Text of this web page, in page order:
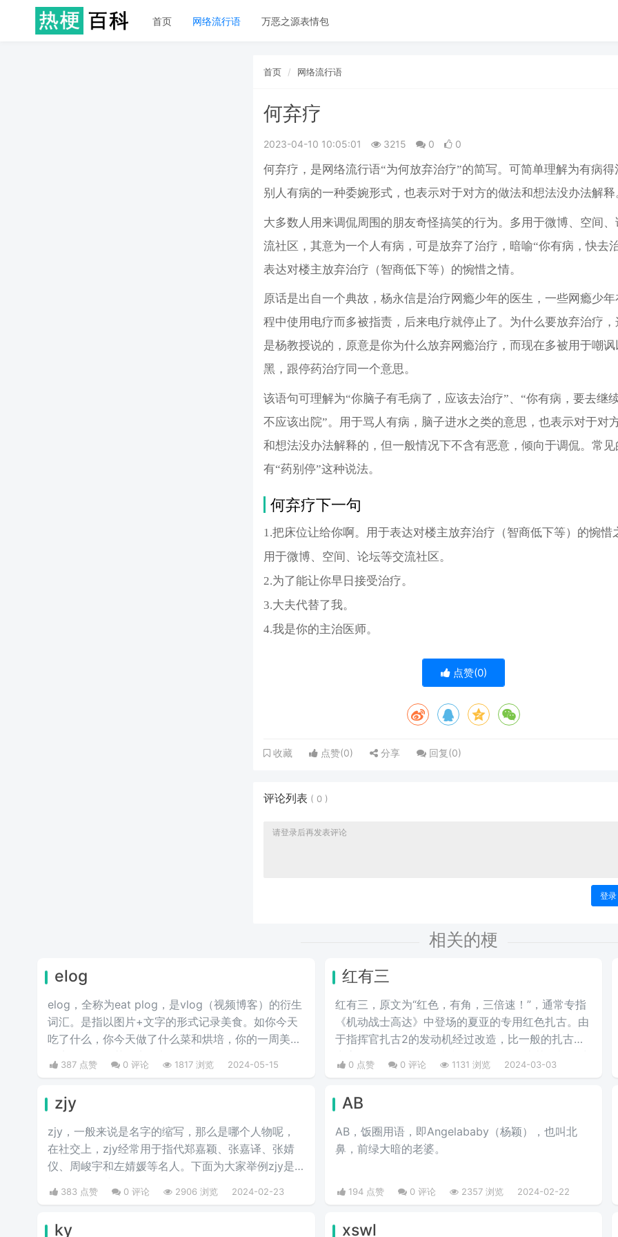
首页 网络流行语 万恶之源表情包
首页 网络流行语
何弃疗
2023-04-10 10:05:01 3215 0 0
何弃疗，是网络流行语“为何放弃治疗”的简写。可简单理解为有病得
别人有病的一种委婉形式，也表示对于对方的做法和想法没办法解释
大多数人用来调侃周围的朋友奇怪搞笑的行为。多用于微博、空间
流社区，其意为一个人有病，可是放弃了治疗，暗喻“你有病，快去
表达对楼主放弃治疗（智商低下等）的惋惜之情。
原话是出自一个典故，杨永信是治疗网瘾少年的医生，一些网瘾少
程中使用电疗而多被指责，后来电疗就停止了。为什么要放弃治疗
是杨教授说的，原意是你为什么放弃网瘾治疗，而现在多被用于嘲
黑，跟停药治疗同一个意思。
该语句可理解为“你脑子有毛病了，应该去治疗”、“你有病，要去继
不应该出院”。用于骂人有病，脑子进水之类的意思，也表示对于对
和想法没办法解释的，但一般情况下不含有恶意，倾向于调侃。常见
有“药别停”这种说法。
何弃疗下一句
1.把床位让给你啊。用于表达对楼主放弃治疗（智商低下等）的惋惜
用于微博、空间、论坛等交流社区。
2.为了能让你早日接受治疗。
3.大夫代替了我。
4.我是你的主治医师。
点赞(0)
收藏 点赞(0) 分享 回复(0)
评论列表 ( 0 )
登录
相关的梗
elog
elog，全称为eat plog，是vlog（视频博客）的衍生
词汇。是指以图片+文字的形式记录美食。如你今天
吃了什么，你今天做了什么菜和烘培，你的一周美食
387 点赞 0 评论 1817 浏览 2024-05-15
红有三
红有三，原文为“红色，有角，三倍速！”，通常专指
《机动战士高达》中登场的夏亚的专用红色扎古。由
于指挥官扎古2的发动机经过改造，比一般的扎古出
三倍。而红色有角三倍速也被看作是夏亚登场的象
0 点赞 0 评论 1131 浏览 2024-03-03
zjy
zjy，一般来说是名字的缩写，那么是哪个人物呢，
在社交上，zjy经常用于指代郑嘉颖、张嘉译、张婧
仪、周峻宇和左婧媛等名人。下面为大家举例zjy是
383 点赞 0 评论 2906 浏览 2024-02-23
AB
AB，饭圈用语，即Angelababy（杨颖），也叫北
鼻，前绿大暗的老婆。​
194 点赞 0 评论 2357 浏览 2024-02-22
ky xswl